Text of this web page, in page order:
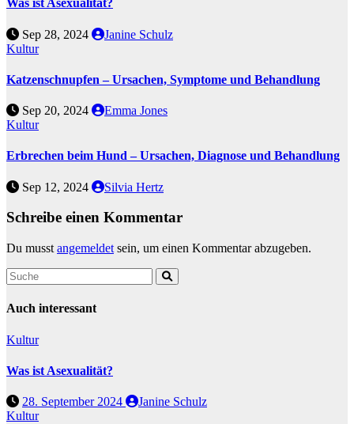
Was ist Asexualität?
Sep 28, 2024
Janine Schulz
Kultur
Katzenschnupfen – Ursachen, Symptome und Behandlung
Sep 20, 2024
Emma Jones
Kultur
Erbrechen beim Hund – Ursachen, Diagnose und Behandlung
Sep 12, 2024 Silvia Hertz
Schreibe einen Kommentar
Du musst angemeldet sein, um einen Kommentar abzugeben.
Auch interessant
Kultur
Was ist Asexualität?
28. September 2024
Janine Schulz
Kultur